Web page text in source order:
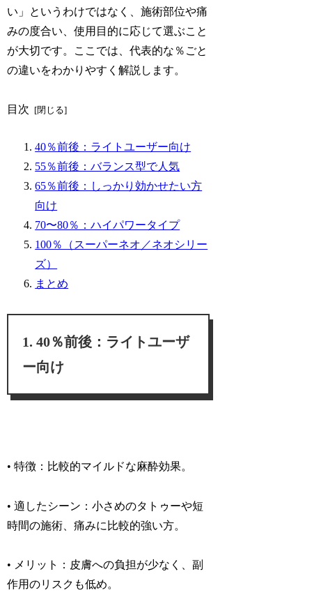
い 」というわけではなく、施術部位や痛
みの度合い、使用目的に応じて選ぶこと
が大切です。ここでは、代表的な％ごと
の違いをわかりやすく解説します。
目次
40％前後：ライトユーザー向け
55％前後：バランス型で人気
65％前後：しっかり効かせたい方
向け
70〜80％：ハイパワータイプ
100％（スーパーネオ／ネオシリー
ズ）
まとめ
40％前後：ライトユーザ
ー向け
• 特徴： 比較的マイルドな麻酔効果。
• 適したシーン：小さめのタトゥーや短
時間の施術、痛みに比較的強い方。
• メリット： 皮膚への負担が少なく、副
作用のリスクも低め。